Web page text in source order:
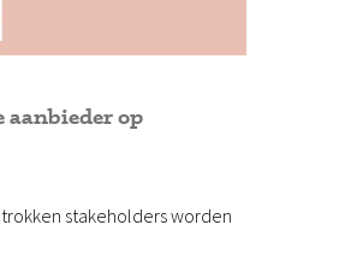
op
stakeholders worden